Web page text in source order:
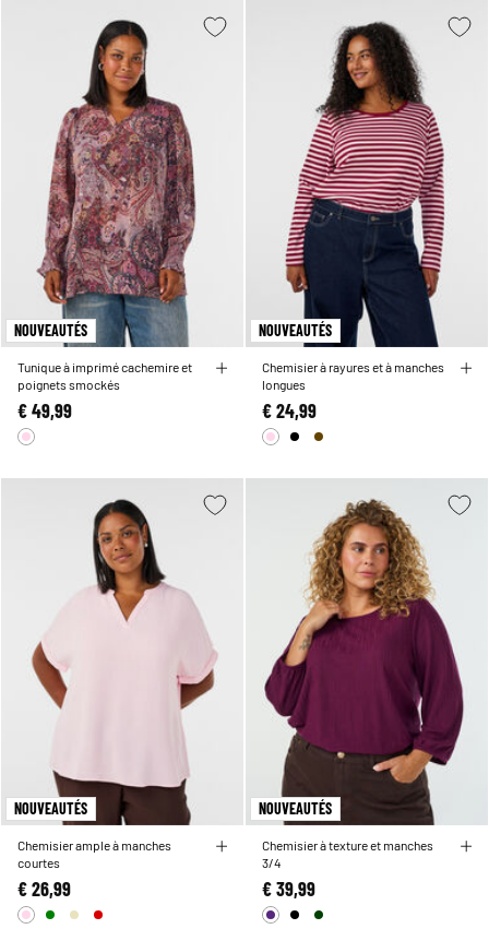
NOUVEAUTÉS
Tunique à imprimé cachemire et
poignets smockés
€ 49,99
NOUVEAUTÉS
Chemisier à rayures et à manches
longues
€ 24,99
NOUVEAUTÉS
Chemisier ample à manches
courtes
€ 26,99
NOUVEAUTÉS
Chemisier à texture et manches
3/4
€ 39,99